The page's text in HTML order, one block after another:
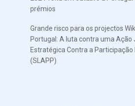
prémios
Grande risco para os projectos
Portugal: A luta contra uma Ação
Estratégica Contra a Participação
(SLAPP)